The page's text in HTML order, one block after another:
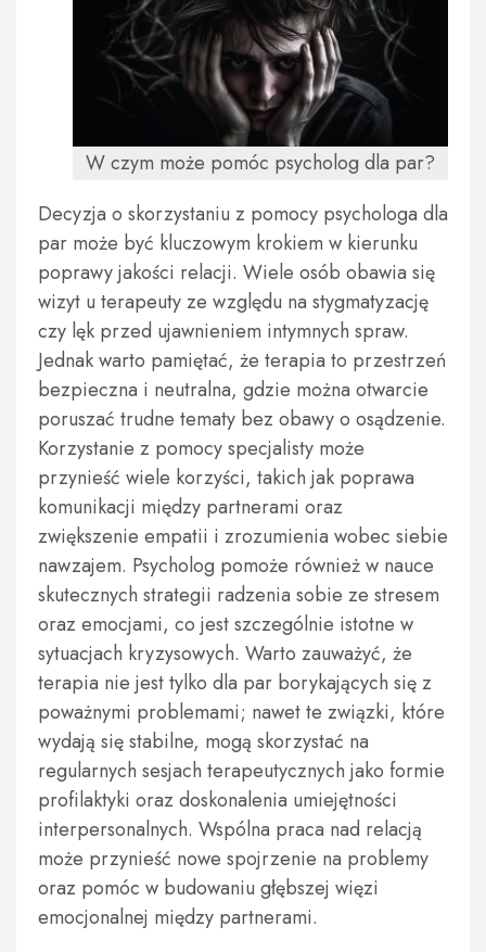
W czym może pomóc psycholog dla par?
Decyzja o skorzystaniu z pomocy psychologa dla
par może być kluczowym krokiem w kierunku
poprawy jakości relacji. Wiele osób obawia się
wizyt u terapeuty ze względu na stygmatyzację
czy lęk przed ujawnieniem intymnych spraw.
Jednak warto pamiętać, że terapia to przestrzeń
bezpieczna i neutralna, gdzie można otwarcie
poruszać trudne tematy bez obawy o osądzenie.
Korzystanie z pomocy specjalisty może
przynieść wiele korzyści, takich jak poprawa
komunikacji między partnerami oraz
zwiększenie empatii i zrozumienia wobec siebie
nawzajem. Psycholog pomoże również w nauce
skutecznych strategii radzenia sobie ze stresem
oraz emocjami, co jest szczególnie istotne w
sytuacjach kryzysowych. Warto zauważyć, że
terapia nie jest tylko dla par borykających się z
poważnymi problemami; nawet te związki, które
wydają się stabilne, mogą skorzystać na
regularnych sesjach terapeutycznych jako formie
profilaktyki oraz doskonalenia umiejętności
interpersonalnych. Wspólna praca nad relacją
może przynieść nowe spojrzenie na problemy
oraz pomóc w budowaniu głębszej więzi
emocjonalnej między partnerami.